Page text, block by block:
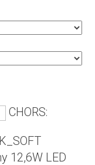
CHORS:
12,6W LED